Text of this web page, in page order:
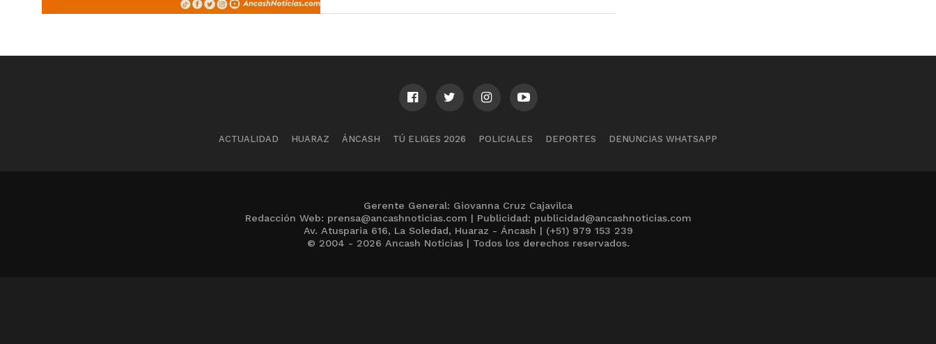
ACTUALIDAD HUARAZ ÁNCASH TÚ ELIGES 2026 POLICIALES DEPORTES DENUNCIAS WHATSAPP
Gerente General: Giovanna Cruz Cajavilca
Redacción Web: prensa@ancashnoticias.com | Publicidad: publicidad@ancashnoticias.com
Av. Atusparia 616, La Soledad, Huaraz - Áncash | (+51) 979 153 239
© 2004 - 2026 Ancash Noticias | Todos los derechos reservados.